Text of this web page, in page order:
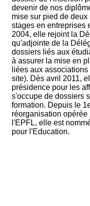
devenir de nos
mise sur pied de
stages en entreprises
2004, elle rejoint la
qu'adjointe de la
dossiers liés aux
à assurer la mise en
liées aux
site). Dès avril 2011,
présidence pour les
s'occupe de dossiers
formation. Depuis le
réorganisation
l'EPFL, elle est
pour l'Education.